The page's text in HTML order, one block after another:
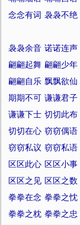
念念有词 袅袅不绝
袅袅余音 诺诺连声
翩翩起舞 翩翩少年
翩翩自乐 飘飘欲仙
期期不可 谦谦君子
谦谦下士 切切此布
切切在心 窃窃偶语
窃窃私议 窃窃私语
区区此心 区区小事
区区之见 区区之数
拳拳在念 拳拳之忱
拳拳之枕 拳拳之忠